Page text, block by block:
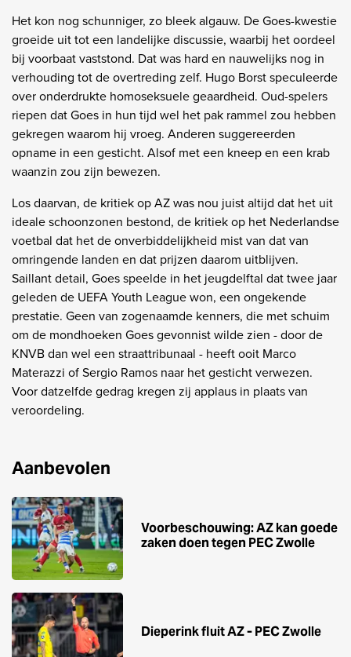
Het kon nog schunniger, zo bleek algauw. De Goes-kwestie
groeide uit tot een landelijke discussie, waarbij het oordeel
bij voorbaat vaststond. Dat was hard en nauwelijks nog in
verhouding tot de overtreding zelf. Hugo Borst speculeerde
over onderdrukte homoseksuele geaardheid. Oud-spelers
riepen dat Goes in hun tijd wel het pak rammel zou hebben
gekregen waarom hij vroeg. Anderen suggereerden
opname in een gesticht. Alsof met een kneep en een krab
waanzin zou zijn bewezen.
Los daarvan, de kritiek op AZ was nou juist altijd dat het uit
ideale schoonzonen bestond, de kritiek op het Nederlandse
voetbal dat het de onverbiddelijkheid mist van dat van
omringende landen en dat prijzen daarom uitblijven.
Saillant detail, Goes speelde in het jeugdelftal dat twee jaar
geleden de UEFA Youth League won, een ongekende
prestatie. Geen van zogenaamde kenners, die met schuim
om de mondhoeken Goes gevonnist wilde zien - door de
KNVB dan wel een straattribunaal - heeft ooit Marco
Materazzi of Sergio Ramos naar het gesticht verwezen.
Voor datzelfde gedrag kregen zij applaus in plaats van
veroordeling.
Aanbevolen
Voorbeschouwing: AZ kan goede
zaken doen tegen PEC Zwolle
Dieperink fluit AZ - PEC Zwolle